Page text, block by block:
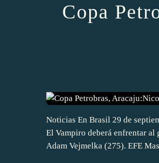
Copa
Noticias En Brasil 29 de
El Vampiro deberá enfrentar al
Adam Vejmelka (275). EFE